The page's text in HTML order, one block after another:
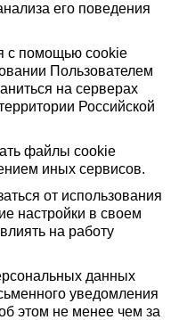
его поведения
с помощью cookie
Пользователем
на серверах
Российской
файлы cookie
иных сервисов.
от использования
настройки в своем
на работу
данных
уведомления
этом не менее чем за